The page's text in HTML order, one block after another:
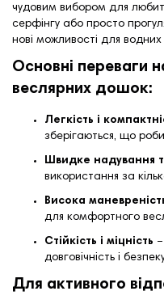
чудовим вибором для
серфінгу або просто
нові можливості для
Основні переваги
веслярних дошок:
Легкість і
зберігаються, що
Швидке надування
використання за
Висока
для комфортного
Стійкість і міцність
довговічність і
Для активного